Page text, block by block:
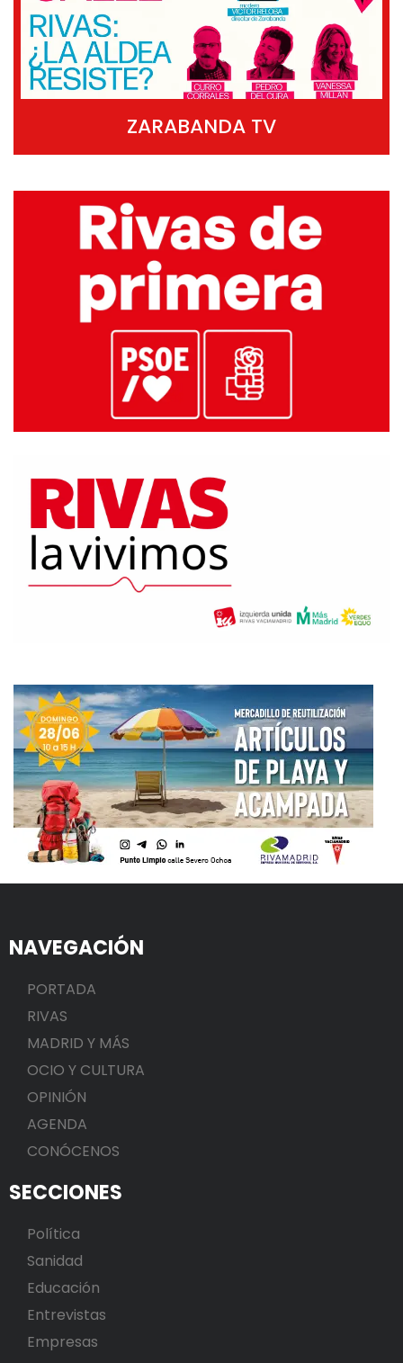
ZARABANDA TV
NAVEGACIÓN
PORTADA
RIVAS
MADRID Y MÁS
OCIO Y CULTURA
OPINIÓN
AGENDA
CONÓCENOS
SECCIONES
Política
Sanidad
Educación
Entrevistas
Empresas